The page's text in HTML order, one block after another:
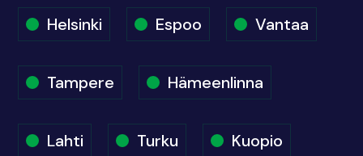
Helsinki Espoo Vantaa
Tampere Hämeenlinna
Lahti Turku Kuopio